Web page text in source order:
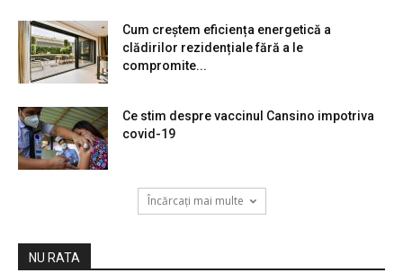
Cum creștem eficiența energetică a
clădirilor rezidențiale fără a le
compromite...
Ce stim despre vaccinul Cansino impotriva
covid-19
Încărcați mai multe
NU RATA